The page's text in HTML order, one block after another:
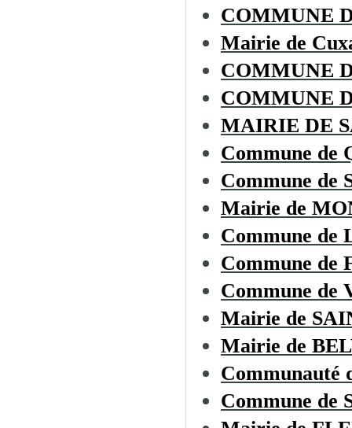
COMMUNE
Mairie de
COMMUNE
COMMUNE
MAIRIE DE
Commune de
Commune de
Mairie de
Commune de
Commune de
Commune
Mairie de
Mairie de
Communauté
Commune de